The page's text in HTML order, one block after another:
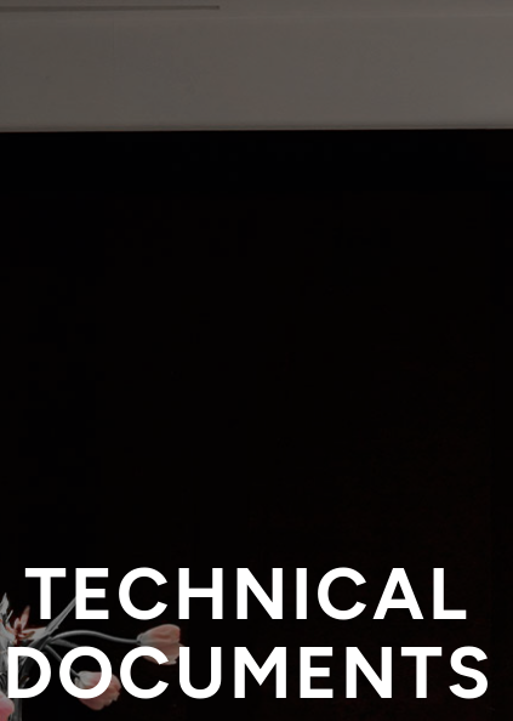
TECHNICAL
DOCUMENTS